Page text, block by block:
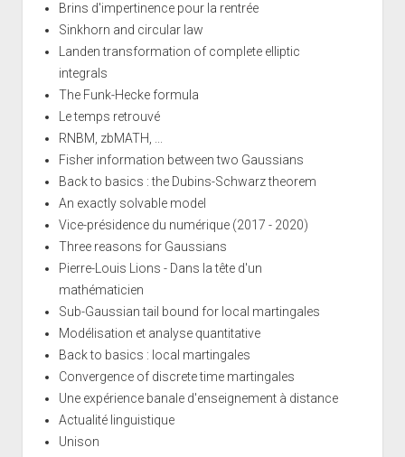
Brins d'impertinence pour la rentrée
Sinkhorn and circular law
Landen transformation of complete elliptic
integrals
The Funk-Hecke formula
Le temps retrouvé
RNBM, zbMATH, ...
Fisher information between two Gaussians
Back to basics : the Dubins-Schwarz theorem
An exactly solvable model
Vice-présidence du numérique (2017 - 2020)
Three reasons for Gaussians
Pierre-Louis Lions - Dans la tête d'un
mathématicien
Sub-Gaussian tail bound for local martingales
Modélisation et analyse quantitative
Back to basics : local martingales
Convergence of discrete time martingales
Une expérience banale d'enseignement à distance
Actualité linguistique
Unison